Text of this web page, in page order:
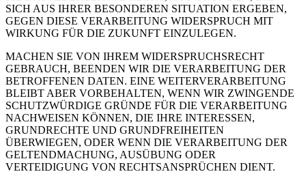
SICH AUS IHRER BESONDEREN SITUATION ERGEBEN,
GEGEN DIESE VERARBEITUNG WIDERSPRUCH MIT
WIRKUNG FÜR DIE ZUKUNFT EINZULEGEN.
MACHEN SIE VON IHREM WIDERSPRUCHSRECHT
GEBRAUCH, BEENDEN WIR DIE VERARBEITUNG DER
BETROFFENEN DATEN. EINE WEITERVERARBEITUNG
BLEIBT ABER VORBEHALTEN, WENN WIR ZWINGENDE
SCHUTZWÜRDIGE GRÜNDE FÜR DIE VERARBEITUNG
NACHWEISEN KÖNNEN, DIE IHRE INTERESSEN,
GRUNDRECHTE UND GRUNDFREIHEITEN
ÜBERWIEGEN, ODER WENN DIE VERARBEITUNG DER
GELTENDMACHUNG, AUSÜBUNG ODER
VERTEIDIGUNG VON RECHTSANSPRÜCHEN DIENT.